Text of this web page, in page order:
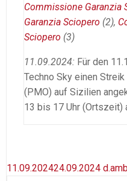
Commissione Garanzia
Garanzia Sciopero (2),
Sciopero (3)
11.09.2024: Für den
Techno Sky einen
(PMO) auf Sizilien
13 bis 17 Uhr (Ortszeit)
11.09.202424.09.2024